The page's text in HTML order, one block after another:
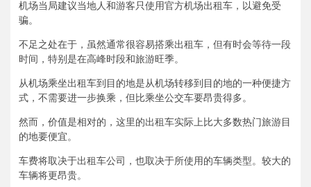
机场当局建议当地人和游客只使用官方机场出租车，以避免受
骗。
不足之处在于，虽然通常很容易搭乘出租车，但有时会等待一段
时间，特别是在高峰时段和旅游旺季。
从机场乘坐出租车到目的地是从机场转移到目的地的一种便捷方
式，不需要进一步换乘，但比乘坐公交车要昂贵得多。
然而，价值是相对的，这里的出租车实际上比大多数热门旅游目
的地要便宜。
车费将取决于出租车公司，也取决于所使用的车辆类型。较大的
车辆将更昂贵。